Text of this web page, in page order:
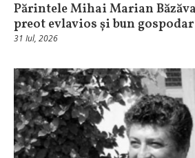
Părintele Mihai Marian
preot evlavios și bun gospodar
31 Iul, 2026